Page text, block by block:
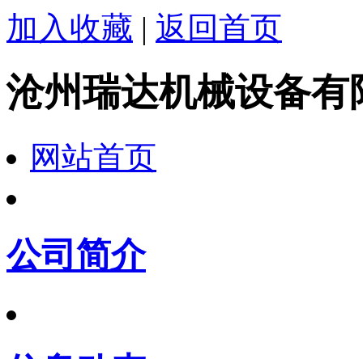
加入收藏 | 返回首页
沧州瑞达机械设备有
网站首页
公司简介